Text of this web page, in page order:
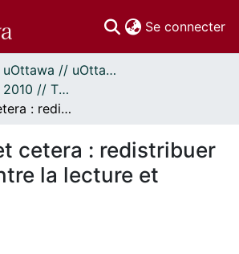
Se connecter
Thèses uOttawa // uOttawa Theses
Thèses, 1910 - 2010 // Theses, 1910 - 2010
Rumeurs, et cetera : redistribuer les mots entre la lecture et l'écriture.
cetera : redistribuer
la lecture et